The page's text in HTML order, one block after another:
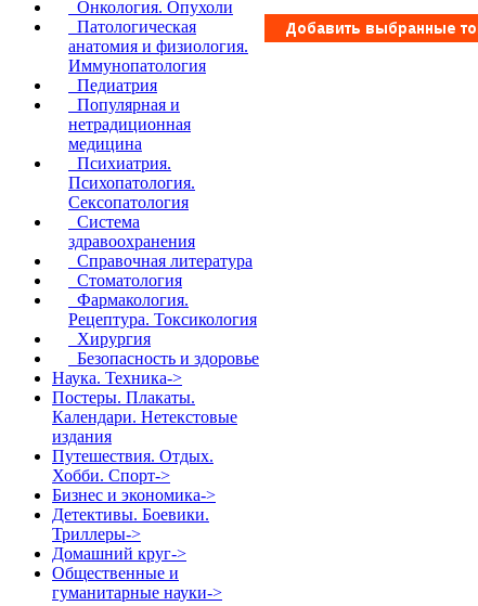
Онкология. Опухоли
Патологическая
анатомия и физиология.
Иммунопатология
Педиатрия
Популярная и
нетрадиционная
медицина
Психиатрия.
Психопатология.
Сексопатология
Система
здравоохранения
Справочная литература
Стоматология
Фармакология.
Рецептура. Токсикология
Хирургия
Безопасность и здоровье
Наука. Техника->
Постеры. Плакаты.
Календари. Нетекстовые
издания
Путешествия. Отдых.
Хобби. Спорт->
Бизнес и экономика->
Детективы. Боевики.
Триллеры->
Домашний круг->
Общественные и
гуманитарные науки->